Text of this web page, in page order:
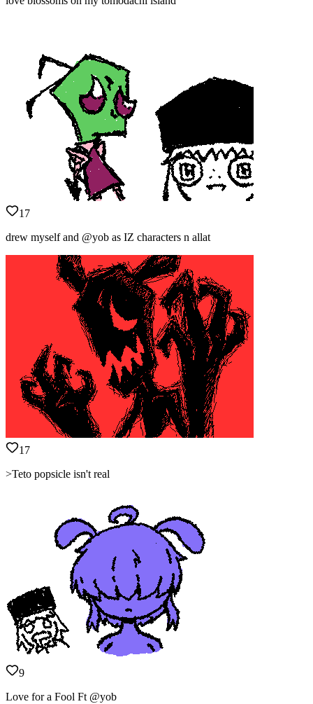
17
drew myself and @yob as IZ characters n allat
17
>Teto popsicle isn't real
9
Love for a Fool Ft @yob